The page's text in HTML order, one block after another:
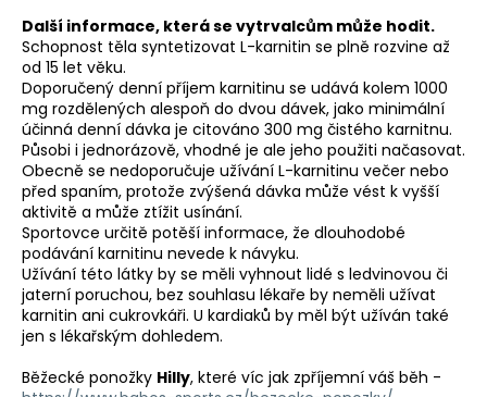
Další informace, která se vytrvalcům může hodit.
Schopnost těla syntetizovat L-karnitin se plně rozvine až
od 15 let věku.
Doporučený denní příjem karnitinu se udává kolem 1000
mg rozdělených alespoň do dvou dávek, jako minimální
účinná denní dávka je citováno 300 mg čistého karnitnu.
Působi i jednorázově, vhodné je ale jeho použiti načasovat.
Obecně se nedoporučuje užívání L-karnitinu večer nebo
před spaním, protože zvýšená dávka může vést k vyšší
aktivitě a může ztížit usínání.
Sportovce určitě potěší informace, že dlouhodobé
podávání karnitinu nevede k návyku.
Užívání této látky by se měli vyhnout lidé s ledvinovou či
jaterní poruchou, bez souhlasu lékaře by neměli užívat
karnitin ani cukrovkáři. U kardiaků by měl být užíván také
jen s lékařským dohledem.
Běžecké ponožky Hilly, které víc jak zpříjemní váš běh -
899
Kč
Původně:
1
200
Kč